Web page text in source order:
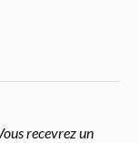
recevrez un